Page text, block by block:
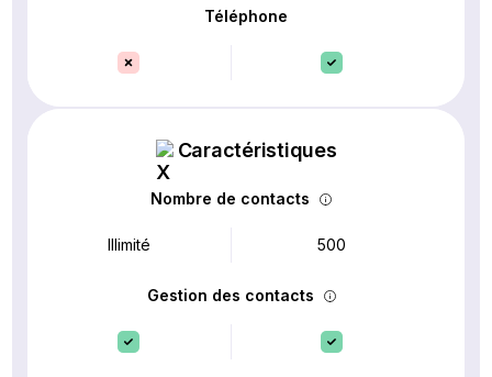
Téléphone
Caractéristiques
Nombre de contacts
Illimité 500
Gestion des contacts